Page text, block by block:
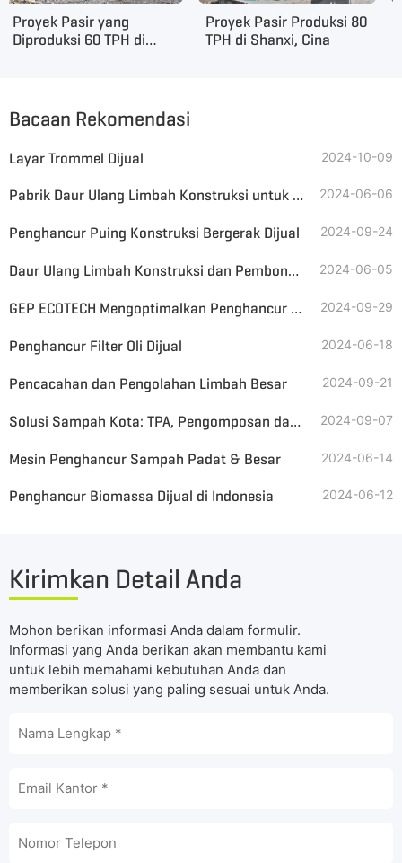
Proyek Pasir yang
Diproduksi 60 TPH di
Proyek Pasir Produksi 80
TPH di Shanxi, Cina
Bacaan Rekomendasi
Layar Trommel Dijual 2024-10-09
Pabrik Daur Ulang Limbah Konstruksi untuk Dijual di Indonesia 2024-06-06
Penghancur Puing Konstruksi Bergerak Dijual 2024-09-24
Daur Ulang Limbah Konstruksi dan Pembongkaran 2024-06-05
GEP ECOTECH Mengoptimalkan Penghancur Poros Ganda untuk Limbah Besar 2024-09-29
Penghancur Filter Oli Dijual 2024-06-18
Pencacahan dan Pengolahan Limbah Besar 2024-09-21
Solusi Sampah Kota: TPA, Pengomposan dan Insinerasi 2024-09-07
Mesin Penghancur Sampah Padat & Besar 2024-06-14
Penghancur Biomassa Dijual di Indonesia 2024-06-12
Kirimkan Detail Anda
Mohon berikan informasi Anda dalam formulir.
Informasi yang Anda berikan akan membantu kami
untuk lebih memahami kebutuhan Anda dan
memberikan solusi yang paling sesuai untuk Anda.